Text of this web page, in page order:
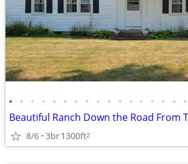
• • • • • • • • • • • • • • • • •
Beautiful Ranch Down the Road From
8/6 3br1300ft2